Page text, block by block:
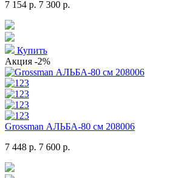
7 154 р. 7 300 р.
Купить
Акция -2%
Grossman АЛЬБА-80 см 208006
7 448 р. 7 600 р.